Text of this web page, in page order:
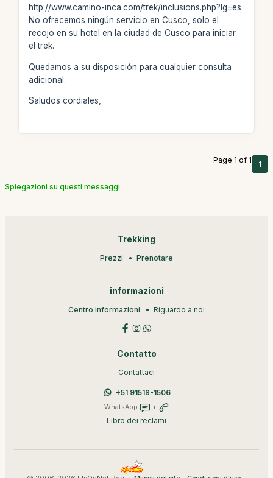
http://www.camino-inca.com/trek/inclusions.php?lg=es
No ofrecemos ningún servicio en Cusco, solo el
recojo en su hotel en la ciudad de Cusco para iniciar
el trek.
Quedamos a su disposición para cualquier consulta
adicional.
Saludos cordiales,
Page 1 of 1 1
Spiegazioni su questi messaggi.
Trekking
Prezzi Prenotare
informazioni
Centro informazioni Riguardo a noi
Contatto
Contattaci
+51 91518-1506
WhatsApp +
Libro dei reclami